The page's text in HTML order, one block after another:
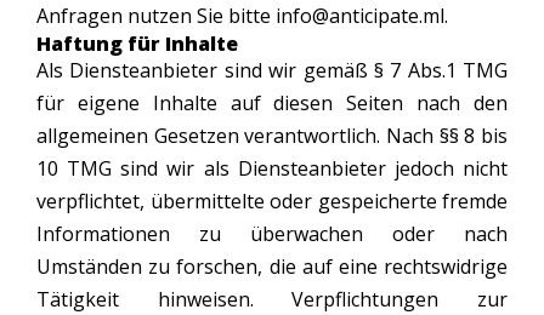
Anfragen nutzen Sie bitte info@anticipate.ml.
Haftung für Inhalte
Als Diensteanbieter sind wir gemäß § 7 Abs.1 TMG
für eigene Inhalte auf diesen Seiten nach den
allgemeinen Gesetzen verantwortlich. Nach §§ 8 bis
10 TMG sind wir als Diensteanbieter jedoch nicht
verpflichtet, übermittelte oder gespeicherte fremde
Informationen zu überwachen oder nach
Umständen zu forschen, die auf eine rechtswidrige
Tätigkeit hinweisen. Verpflichtungen zur